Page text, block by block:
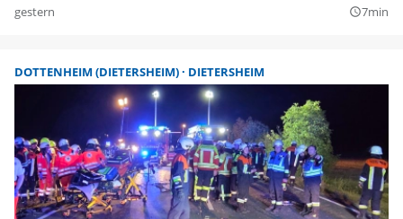
gestern query_builder7min
DOTTENHEIM (DIETERSHEIM) DIETERSHEIM